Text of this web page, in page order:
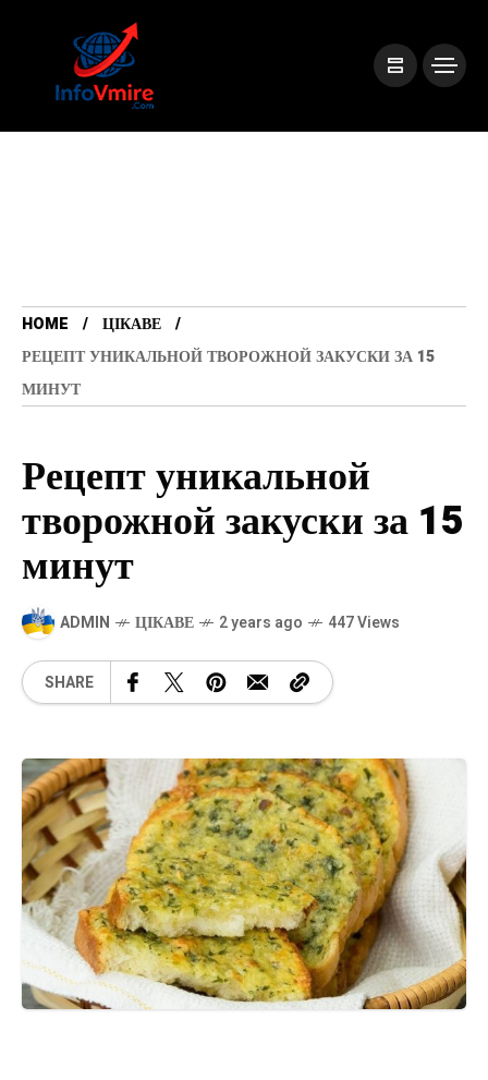
HOME
ЦІКАВЕ
РЕЦЕПТ УНИКАЛЬНОЙ ТВОРОЖНОЙ ЗАКУСКИ ЗА 15
МИНУТ
Рецепт уникальной
творожной закуски за 15
минут
ADMIN ЦІКАВЕ 2 years ago 447 Views
SHARE